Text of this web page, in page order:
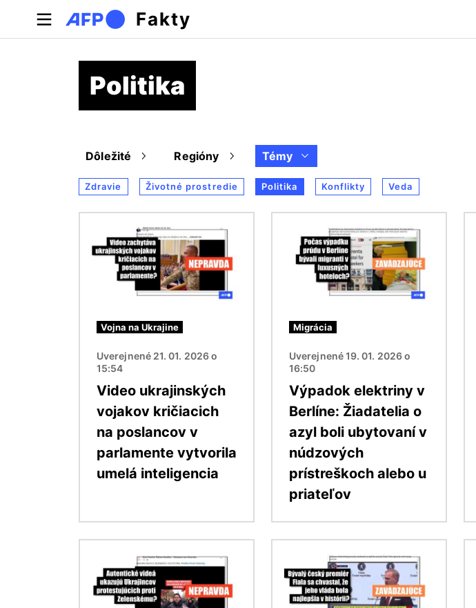
Skočiť na hlavný obsah
Fakty
Politika
Dôležité Regióny Témy
Zdravie Životné prostredie Politika Konflikty Veda
Vojna na Ukrajine
Uverejnené 21. 01. 2026 o
15:54
Video ukrajinských
vojakov kričiacich
na poslancov v
parlamente vytvorila
umelá inteligencia
Migrácia
Uverejnené 19. 01. 2026 o
16:50
Výpadok elektriny v
Berlíne: Žiadatelia o
azyl boli ubytovaní v
núdzových
prístreškoch alebo u
priateľov